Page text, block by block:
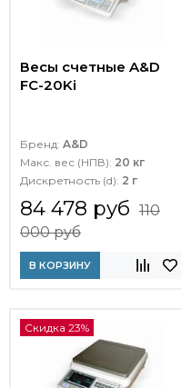
Весы счетные A&D
FC-20Ki
Бренд: A&D
Макс. вес (НПВ): 20 кг
Дискретность (d): 2 г
84 478 руб 110
000 руб
В КОРЗИНУ
Скидка 23%